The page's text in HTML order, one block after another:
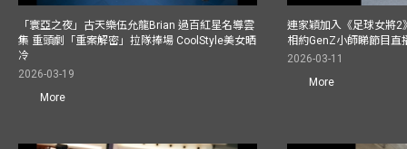
「寰亞之夜」古天樂伍允龍Brian 過百紅星名導雲
集 重頭劇「重案解密」拉隊捧場 CoolStyle美女晒
冷
2026-03-19
More
連家穎加入《足球女將
相約GenZ小師睇節目直
2026-03-11
More